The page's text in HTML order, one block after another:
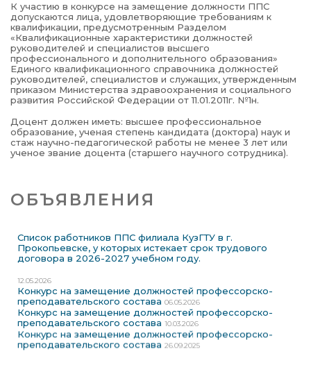
К участию в конкурсе на замещение должности ППС
допускаются лица, удовлетворяющие требованиям к
квалификации, предусмотренным Разделом
«Квалификационные характеристики должностей
руководителей и специалистов высшего
профессионального и дополнительного образования»
Единого квалификационного справочника должностей
руководителей, специалистов и служащих, утвержденным
приказом Министерства здравоохранения и социального
развития Российской Федерации от 11.01.2011г. №1н.
Доцент должен иметь: высшее профессиональное
образование, ученая степень кандидата (доктора) наук и
стаж научно-педагогической работы не менее 3 лет или
ученое звание доцента (старшего научного сотрудника).
ОБЪЯВЛЕНИЯ
Список работников ППС филиала КузГТУ в г.
Прокопьевске, у которых истекает срок трудового
договора в 2026-2027 учебном году.
12.05.2026
Конкурс на замещение должностей профессорско-
преподавательского состава 06.05.2026
Конкурс на замещение должностей профессорско-
преподавательского состава 10.03.2026
Конкурс на замещение должностей профессорско-
преподавательского состава 26.09.2025